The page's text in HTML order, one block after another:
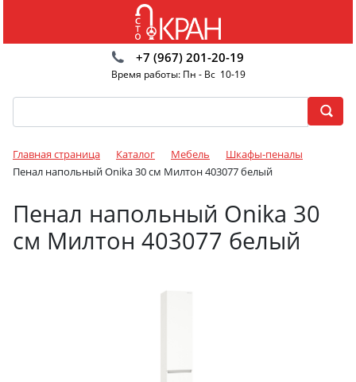
+7 (967) 201-20-19
Время работы: Пн - Вс 10-19
Главная страница Каталог Мебель
Шкафы-пеналы
Пенал напольный Onika 30 см Милтон 403077 белый
Пенал напольный Onika 30
см Милтон 403077 белый